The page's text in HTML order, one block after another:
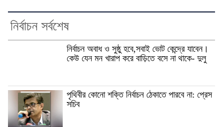
নির্বাচন সর্বশেষ
নির্বাচন অবাধ ও সুষ্ঠু হবে,সবাই ভোট কেন্দ্রে যাবেন।
কেউ যেন মন খারাপ করে বাড়িতে বসে না থাকে- দুলু
পৃথিবীর কোনো শক্তি নির্বাচন ঠেকাতে পারবে না: প্রেস
সচিব